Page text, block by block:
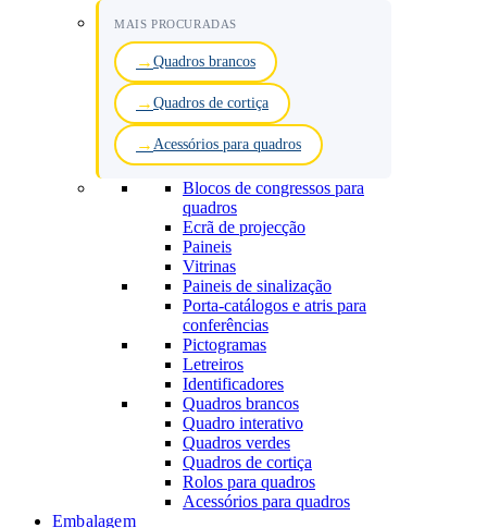
MAIS PROCURADAS
Quadros brancos
Quadros de cortiça
Acessórios para quadros
Blocos de congressos para
quadros
Ecrã de projecção
Paineis
Vitrinas
Paineis de sinalização
Porta-catálogos e atris para
conferências
Pictogramas
Letreiros
Identificadores
Quadros brancos
Quadro interativo
Quadros verdes
Quadros de cortiça
Rolos para quadros
Acessórios para quadros
Embalagem